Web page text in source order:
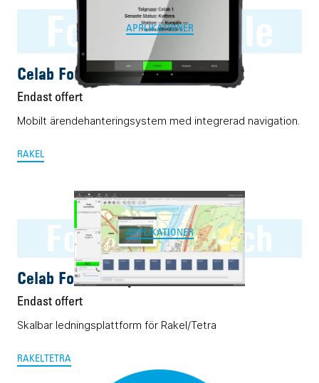
Four:C Mobile
APPLIKATIONER
Celab Four:C Mobile
Endast offert
Mobilt ärendehanteringsystem med integrerad navigation.
RAKEL
Four:C Dispatch
APPLIKATIONER
Celab Four:C Dispatch
Endast offert
Skalbar ledningsplattform för Rakel/Tetra
RAKELTETRA